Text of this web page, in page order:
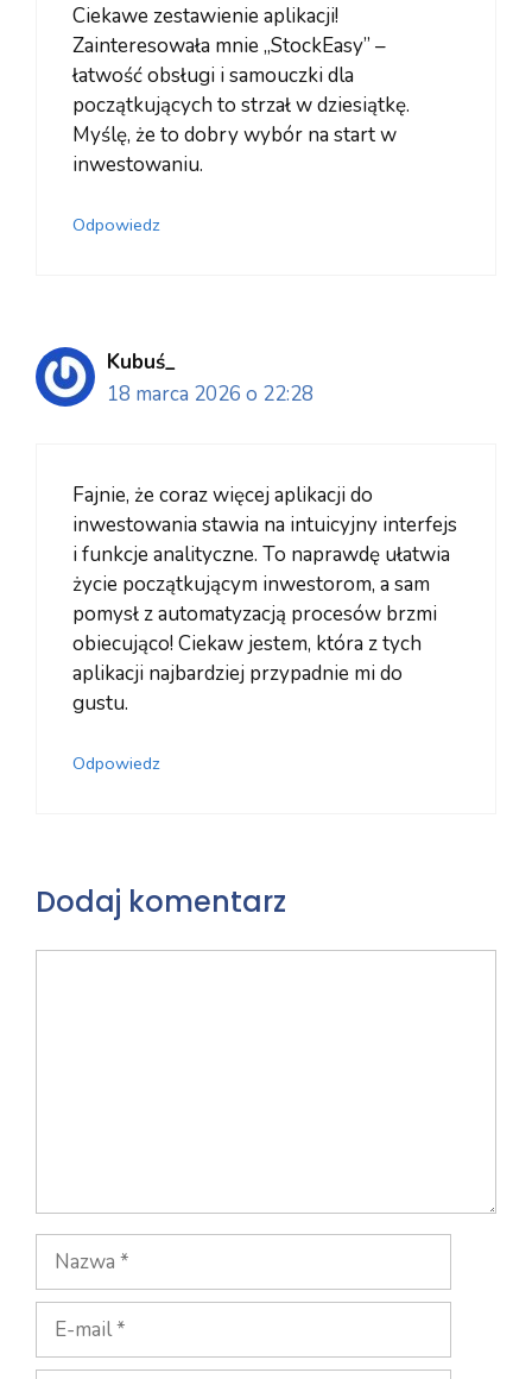
Ciekawe zestawienie aplikacji!
Zainteresowała mnie „StockEasy” –
łatwość obsługi i samouczki dla
początkujących to strzał w dziesiątkę.
Myślę, że to dobry wybór na start w
inwestowaniu.
Odpowiedz
Kubuś_
18 marca 2026 o 22:28
Fajnie, że coraz więcej aplikacji do
inwestowania stawia na intuicyjny interfejs
i funkcje analityczne. To naprawdę ułatwia
życie początkującym inwestorom, a sam
pomysł z automatyzacją procesów brzmi
obiecująco! Ciekaw jestem, która z tych
aplikacji najbardziej przypadnie mi do
gustu.
Odpowiedz
Dodaj komentarz
Nazwa
mail